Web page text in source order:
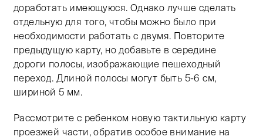
доработать имеющуюся. Однако лучше сделать
отдельную для того, чтобы можно было при
необходимости работать с двумя. Повторите
предыдущую карту, но добавьте в середине
дороги полосы, изображающие пешеходный
переход. Длиной полосы могут быть 5-6 см,
шириной 5 мм.
Рассмотрите с ребенком новую тактильную карту
проезжей части, обратив особое внимание на